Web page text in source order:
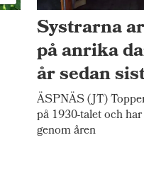
Systrarna
på anrika
år sedan
ÄSPNÄS (JT)
på 1930-talet och
genom åren